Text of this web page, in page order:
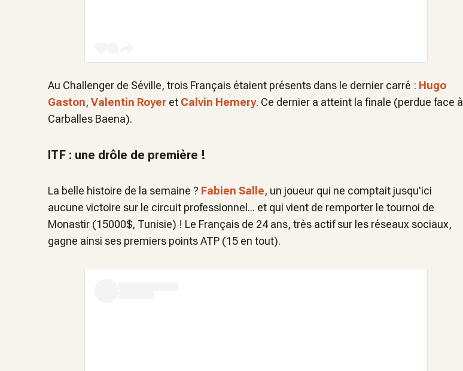
Au Challenger de Séville, trois Français étaient présents dans le dernier carré : Hugo
Gaston, Valentin Royer et Calvin Hemery. Ce dernier a atteint la finale (perdue face à
Carballes Baena).
ITF : une drôle de première !
La belle histoire de la semaine ? Fabien Salle, un joueur qui ne comptait jusqu'ici
aucune victoire sur le circuit professionnel... et qui vient de remporter le tournoi de
Monastir (15000$, Tunisie) ! Le Français de 24 ans, très actif sur les réseaux sociaux,
gagne ainsi ses premiers points ATP (15 en tout).